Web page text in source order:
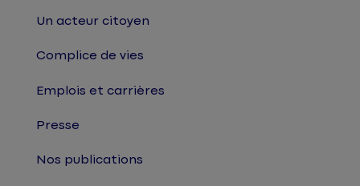
Un acteur citoyen
Complice de vies
Emplois et carrières
Presse
Nos publications